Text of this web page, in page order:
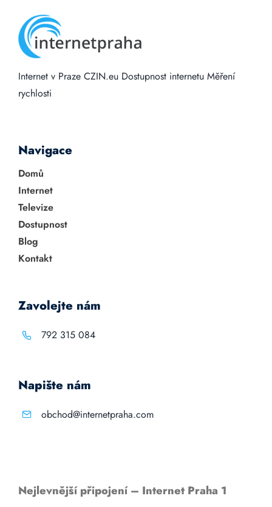
Internet v Praze CZIN.eu Dostupnost internetu Měření
rychlosti
Navigace
Domů
Internet
Televize
Dostupnost
Blog
Kontakt
Zavolejte nám
792 315 084
Napište nám
obchod@internetpraha.com
Nejlevnější připojení – Internet Praha 1